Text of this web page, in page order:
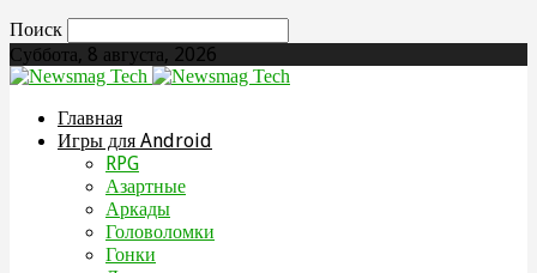
Поиск
Суббота, 8 августа, 2026
Главная
Игры для Android
RPG
Азартные
Аркады
Головоломки
Гонки